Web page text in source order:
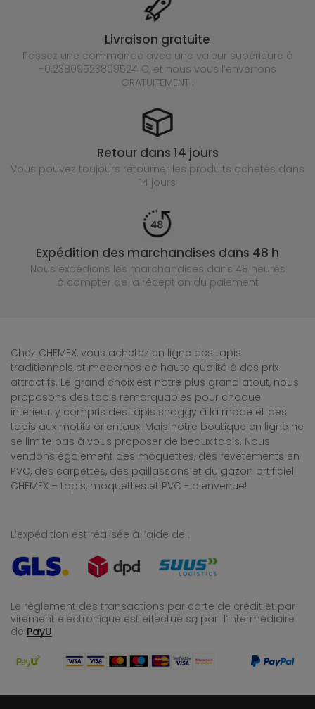
Livraison gratuite
Passez une commande avec une valeur supérieure à
-0.23809523809524 €, et nous vous l’enverrons
GRATUITEMENT !
Retour dans 14 jours
Vous pouvez toujours retourner les produits achetés dans
14 jours
Expédition des marchandises dans 48 h
Nous expédions les marchandises dans 48 heures
à compter de la réception du paiement
Chez CHEMEX, vous achetez en ligne des tapis
traditionnels et modernes de haute qualité à des prix
attractifs. Le grand choix est notre plus grand atout, nous
proposons des tapis remarquables pour chaque
intérieur, y compris des tapis shaggy à la mode et des
tapis aux motifs orientaux. Mais notre boutique en ligne ne
se limite pas à vous proposer de beaux tapis. Nous
vendons également des moquettes, des revêtements en
PVC, des carpettes, des paillassons et du gazon artificiel.
CHEMEX – tapis, moquettes et PVC - bienvenue!
L’expédition est réalisée à l’aide de :
Le règlement des transactions par carte de crédit et par
virement électronique est effectué są par l’intermédiaire
de PayU